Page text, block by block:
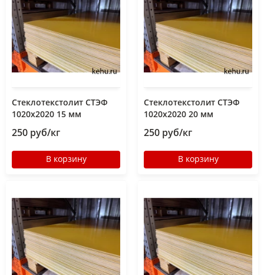
Стеклотекстолит СТЭФ
1020х2020 15 мм
250 руб/кг
В корзину
Стеклотекстолит СТЭФ
1020х2020 20 мм
250 руб/кг
В корзину